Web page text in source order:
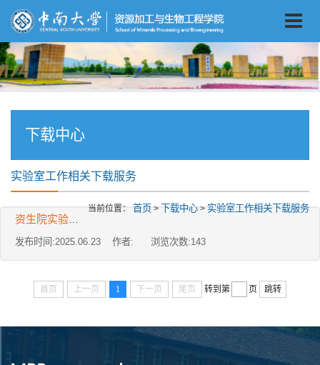
下载中心
实验室工作相关下载服务
当前位置：首页>下载中心>实验室工作相关下载服务
资生院实验室化学品柜清单
发布时间:2025.06.23 作者: 浏览次数:143
首页 上一页 1 下一页 尾页 转到第 页 跳转